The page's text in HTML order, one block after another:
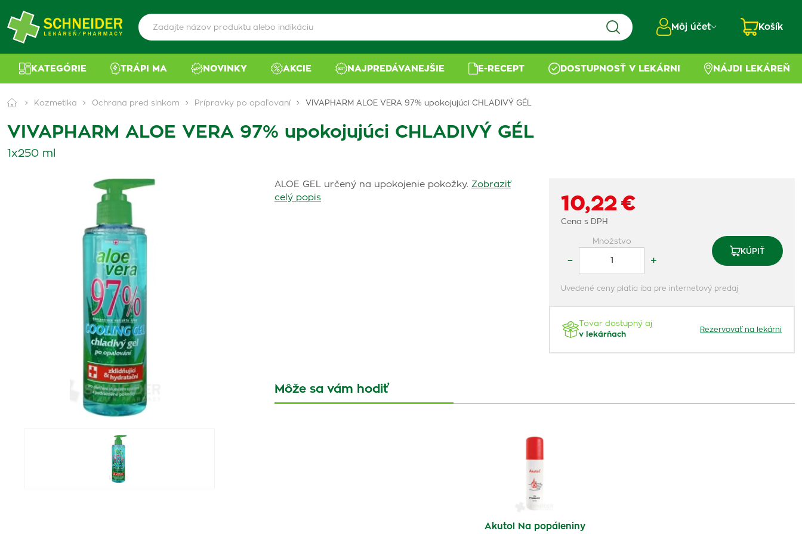
Môj účet Košík
KATEGÓRIE TRÁPI MA NOVINKY AKCIE NAJPREDÁVANEJŠIE E-RECEPT DOSTUPNOSŤ V LEKÁRNI NÁJDI LEKÁREŇ
Kozmetika Ochrana pred slnkom Prípravky po opaľovaní VIVAPHARM ALOE VERA 97% upokojujúci CHLADIVÝ GÉL
VIVAPHARM ALOE VERA 97% upokojujúci CHLADIVÝ GÉL
1x250 ml
ALOE GEL určený na upokojenie pokožky. Zobraziť
celý popis
10,22 €
Cena s DPH
Množstvo
– +
KÚPIŤ
Uvedené ceny platia iba pre internetový predaj
Tovar dostupný aj
v lekárňach
Rezervovať na lekárni
Môže sa vám hodiť
Akutol Na popáleniny